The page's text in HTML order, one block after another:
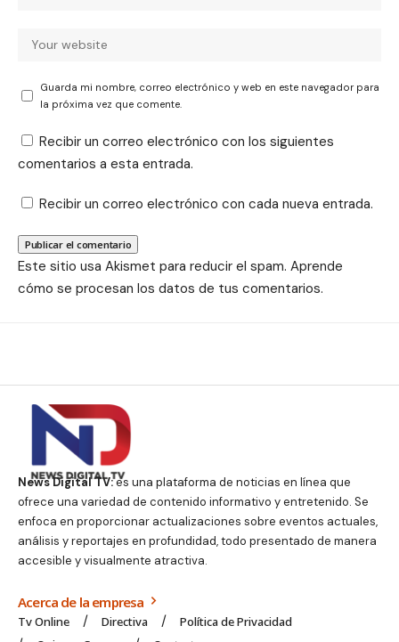
Guarda mi nombre, correo electrónico y web en este navegador para
la próxima vez que comente.
Recibir un correo electrónico con los siguientes
comentarios a esta entrada.
Recibir un correo electrónico con cada nueva entrada.
Este sitio usa Akismet para reducir el spam. Aprende
cómo se procesan los datos de tus comentarios.
News Digital TV:es una plataforma de noticias en línea que
ofrece una variedad de contenido informativo y entretenido. Se
enfoca en proporcionar actualizaciones sobre eventos actuales,
análisis y reportajes en profundidad, todo presentado de manera
accesible y visualmente atractiva.
Acerca de la empresa
Tv Online Directiva
Política de Privacidad